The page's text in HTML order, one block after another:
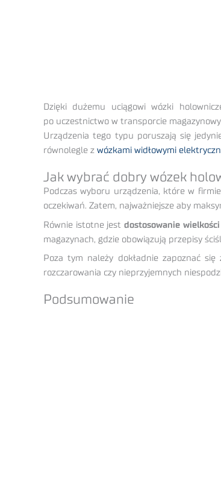
Dzięki dużemu uciągowi wózki
po uczestnictwo w transporcie
Urządzenia tego typu poruszają się
równolegle z wózkami widłowymi
Jak wybrać dobry wózek
Podczas wyboru urządzenia, które w
oczekiwań. Zatem, najważniejsze aby
Równie istotne jest dostosowanie
magazynach, gdzie obowiązują przepisy
Poza tym należy dokładnie zapoznać
rozczarowania czy nieprzyjemnych
Podsumowanie